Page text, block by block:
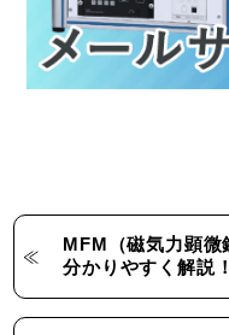
MFM（磁気力顕微
分かりやすく解説！